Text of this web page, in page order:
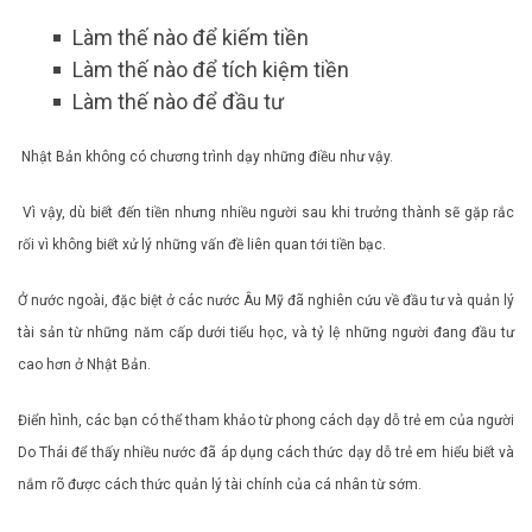
Làm thế nào để kiếm tiền
Làm thế nào để tích kiệm tiền
Làm thế nào để đầu tư
Nhật Bản không có chương trình dạy những điều như vậy.
Vì vậy, dù biết đến tiền nhưng nhiều người sau khi trưởng thành sẽ gặp rắc
rối vì không biết xử lý những vấn đề liên quan tới tiền bạc.
Ở nước ngoài, đặc biệt ở các nước Âu Mỹ đã nghiên cứu về đầu tư và quản lý
tài sản từ những năm cấp dưới tiểu học, và tỷ lệ những người đang đầu tư
cao hơn ở Nhật Bản.
Điển hình, các bạn có thể tham khảo từ phong cách dạy dỗ trẻ em của người
Do Thái để thấy nhiều nước đã áp dụng cách thức dạy dỗ trẻ em hiểu biết và
nắm rõ được cách thức quản lý tài chính của cá nhân từ sớm.